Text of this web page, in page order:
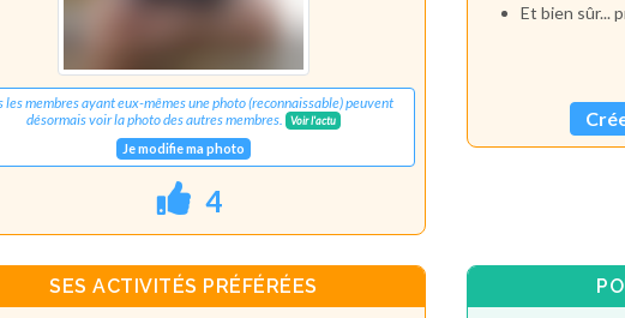
les membres ayant eux-mêmes une photo (reconnaissable) peuvent
désormais voir la photo des autres membres.
Voir l'actu
Je modifie ma photo
4
Et bien sûr...
SES ACTIVITÉS PRÉFÉRÉES